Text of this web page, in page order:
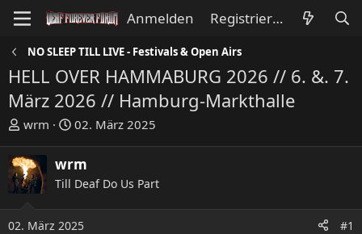
Anmelden Registrieren
NO SLEEP TILL LIVE - Festivals & Open Airs
HELL OVER HAMMABURG 2026 // 6. &. 7.
März 2026 // Hamburg-Markthalle
E
s
t
e
l
wrm
E
s
t
e
l
l
02. März 2025
wrm
Till Deaf Do Us Part
02. März 2025 #1